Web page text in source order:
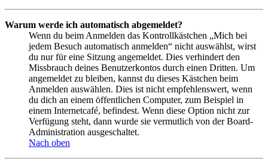
Warum werde ich automatisch abgemeldet?
Wenn du beim Anmelden das Kontrollkästchen „Mich bei
jedem Besuch automatisch anmelden“ nicht auswählst, wirst
du nur für eine Sitzung angemeldet. Dies verhindert den
Missbrauch deines Benutzerkontos durch einen Dritten. Um
angemeldet zu bleiben, kannst du dieses Kästchen beim
Anmelden auswählen. Dies ist nicht empfehlenswert, wenn
du dich an einem öffentlichen Computer, zum Beispiel in
einem Internetcafé, befindest. Wenn diese Option nicht zur
Verfügung steht, dann wurde sie vermutlich von der Board-
Administration ausgeschaltet.
Nach oben